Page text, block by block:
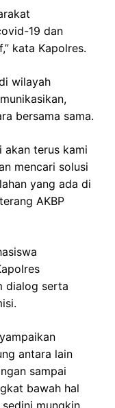
19 dan
kata Kapolres.
wilayah
bersama sama.
akan terus kami
mencari solusi
yang ada di
AKBP
dialog serta
antara lain
sampai
bawah hal
mungkin,